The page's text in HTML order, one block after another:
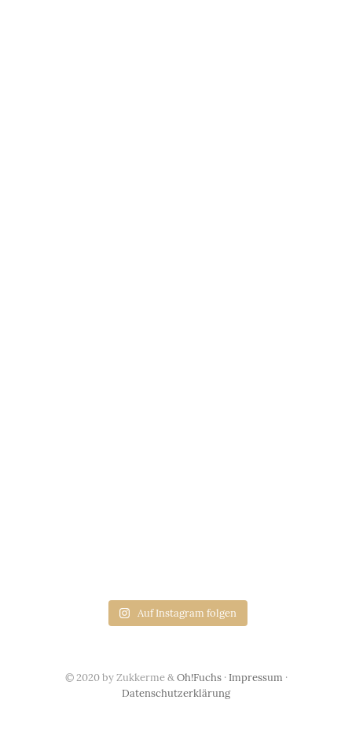
Auf Instagram folgen
© 2020 by Zukkerme &Oh!Fuchs· Impressum ·
Datenschutzerklärung